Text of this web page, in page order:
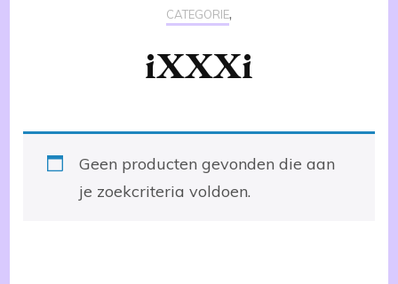
CATEGORIE,
iXXXi
Geen producten gevonden die aan
je zoekcriteria voldoen.